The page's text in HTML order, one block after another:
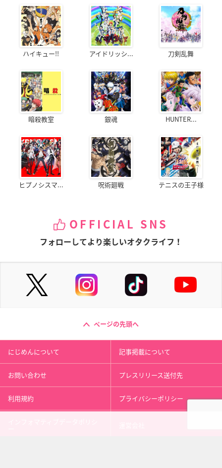
ハイキュー!! アイドリッシ... 刀剣乱舞
暗殺教室 銀魂 HUNTER...
ヒプノシスマ... 呪術廻戦 テニスの王子様
OFFICIAL SNS
フォローしてより楽しいオタクライフ！
ページの先頭へ
にじめんについて 記事掲載について
お問い合わせ プレスリリース送付先
利用規約 プライバシーポリシー